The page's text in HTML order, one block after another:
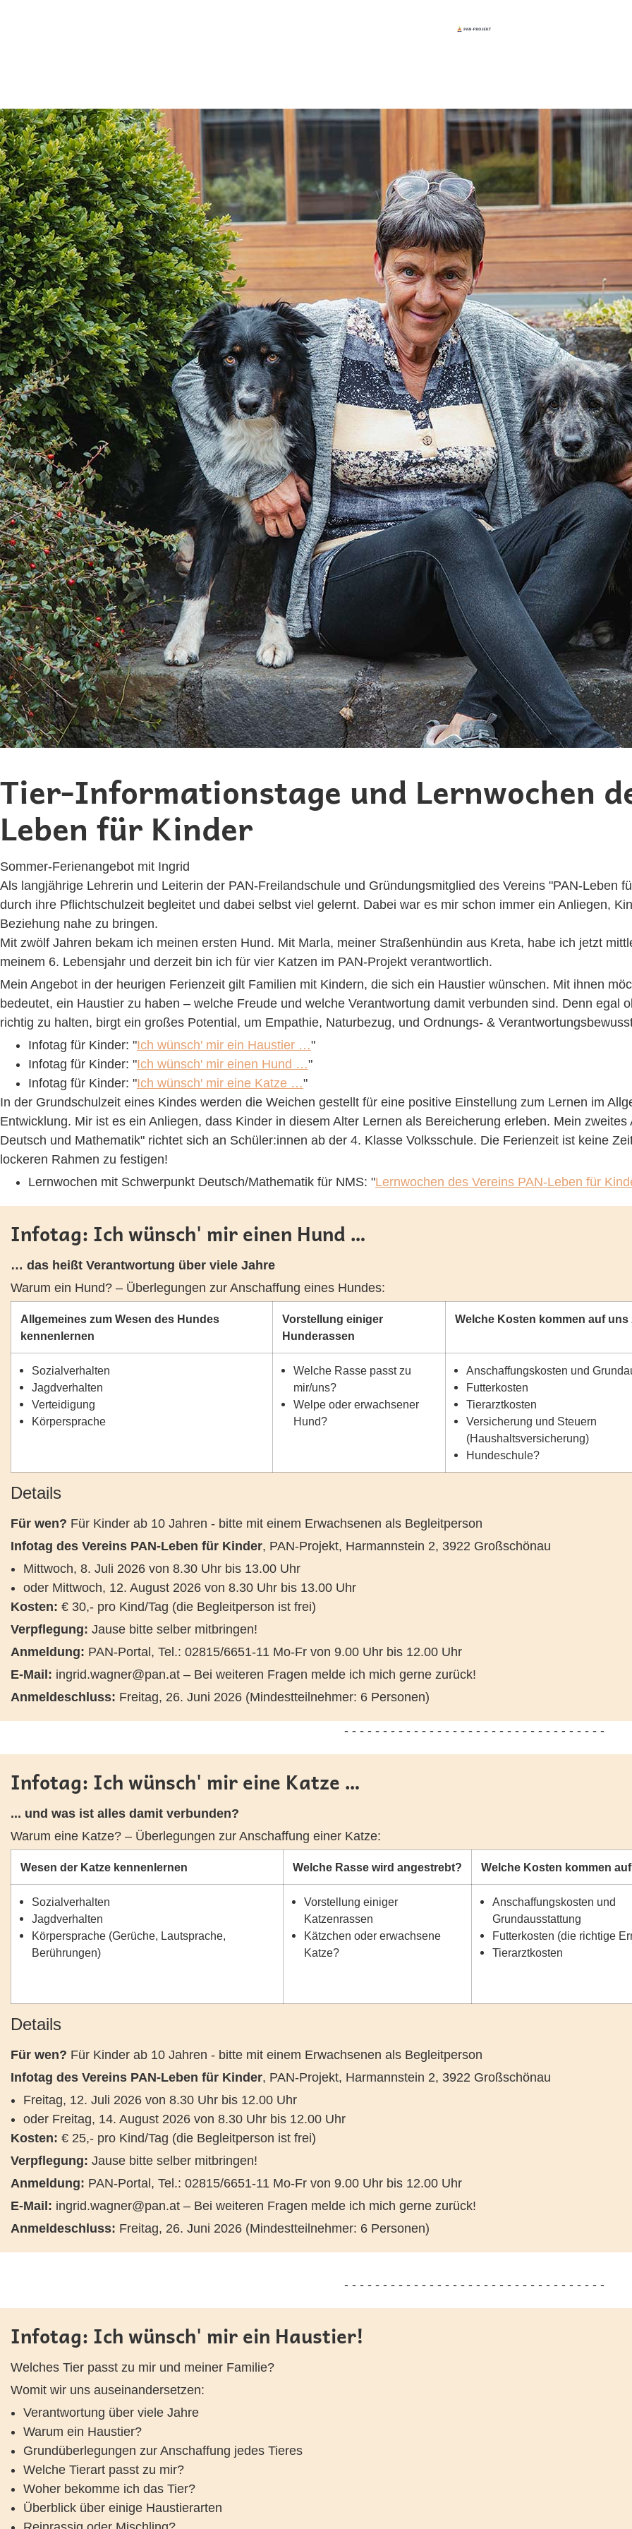
Tier-Informationstage und Lernwochen
Leben für Kinder
Sommer-Ferienangebot mit Ingrid
Als langjährige Lehrerin und Leiterin der PAN-Freilandschule und Gründungsmitglied des Vereins "PAN-Leben
durch ihre Pflichtschulzeit begleitet und dabei selbst viel gelernt. Dabei war es mir schon immer ein Anliegen,
Beziehung nahe zu bringen.
Mit zwölf Jahren bekam ich meinen ersten Hund. Mit Marla, meiner Straßenhündin aus Kreta, habe ich jetzt
meinem 6. Lebensjahr und derzeit bin ich für vier Katzen im PAN-Projekt verantwortlich.
Mein Angebot in der heurigen Ferienzeit gilt Familien mit Kindern, die sich ein Haustier wünschen. Mit ihnen
bedeutet, ein Haustier zu haben – welche Freude und welche Verantwortung damit verbunden sind. Denn egal
richtig zu halten, birgt ein großes Potential, um Empathie, Naturbezug, und Ordnungs- &
Infotag für Kinder: "Ich wünsch' mir ein Haustier …"
Infotag für Kinder: "Ich wünsch' mir einen Hund …"
Infotag für Kinder: "Ich wünsch' mir eine Katze …"
In der Grundschulzeit eines Kindes werden die Weichen gestellt für eine positive Einstellung zum Lernen im
Entwicklung. Mir ist es ein Anliegen, dass Kinder in diesem Alter Lernen als Bereicherung erleben. Mein
Deutsch und Mathematik" richtet sich an Schüler:innen ab der 4. Klasse Volksschule. Die Ferienzeit ist keine
lockeren Rahmen zu festigen!
Lernwochen mit Schwerpunkt Deutsch/Mathematik für NMS: "Lernwochen des Vereins PAN-Leben für
Infotag: Ich wünsch' mir einen Hund …
… das heißt Verantwortung über viele Jahre
Warum ein Hund? – Überlegungen zur Anschaffung eines Hundes:
Allgemeines zum Wesen des Hundes
kennenlernen
Vorstellung einiger
Hunderassen
Welche Kosten kommen auf uns
Sozialverhalten
Jagdverhalten
Verteidigung
Körpersprache
Welche Rasse passt zu
mir/uns?
Welpe oder erwachsener
Hund?
Anschaffungskosten und
Futterkosten
Tierarztkosten
Versicherung und Steuern
(Haushaltsversicherung)
Hundeschule?
Details
Für wen? Für Kinder ab 10 Jahren - bitte mit einem Erwachsenen als Begleitperson
Infotag des Vereins PAN-Leben für Kinder, PAN-Projekt, Harmannstein 2, 3922 Großschönau
Mittwoch, 8. Juli 2026 von 8.30 Uhr bis 13.00 Uhr
oder Mittwoch, 12. August 2026 von 8.30 Uhr bis 13.00 Uhr
Kosten: € 30,- pro Kind/Tag (die Begleitperson ist frei)
Verpflegung: Jause bitte selber mitbringen!
Anmeldung: PAN-Portal, Tel.: 02815/6651-11 Mo-Fr von 9.00 Uhr bis 12.00 Uhr
E-Mail: ingrid.wagner@pan.at – Bei weiteren Fragen melde ich mich gerne zurück!
Anmeldeschluss: Freitag, 26. Juni 2026 (Mindestteilnehmer: 6 Personen)
- - - - - - - - - - - - - - - - - - - - - - - - - - - - - - - - - -
Infotag: Ich wünsch' mir eine Katze …
... und was ist alles damit verbunden?
Warum eine Katze? – Überlegungen zur Anschaffung einer Katze:
Wesen der Katze kennenlernen Welche Rasse wird angestrebt? Welche Kosten kommen
Sozialverhalten
Jagdverhalten
Körpersprache (Gerüche, Lautsprache,
Berührungen)
Vorstellung einiger
Katzenrassen
Kätzchen oder erwachsene
Katze?
Anschaffungskosten und
Grundausstattung
Futterkosten (die richtige
Tierarztkosten
Details
Für wen? Für Kinder ab 10 Jahren - bitte mit einem Erwachsenen als Begleitperson
Infotag des Vereins PAN-Leben für Kinder, PAN-Projekt, Harmannstein 2, 3922 Großschönau
Freitag, 12. Juli 2026 von 8.30 Uhr bis 12.00 Uhr
oder Freitag, 14. August 2026 von 8.30 Uhr bis 12.00 Uhr
Kosten: € 25,- pro Kind/Tag (die Begleitperson ist frei)
Verpflegung: Jause bitte selber mitbringen!
Anmeldung: PAN-Portal, Tel.: 02815/6651-11 Mo-Fr von 9.00 Uhr bis 12.00 Uhr
E-Mail: ingrid.wagner@pan.at – Bei weiteren Fragen melde ich mich gerne zurück!
Anmeldeschluss: Freitag, 26. Juni 2026 (Mindestteilnehmer: 6 Personen)
- - - - - - - - - - - - - - - - - - - - - - - - - - - - - - - - - -
Infotag: Ich wünsch' mir ein Haustier!
Welches Tier passt zu mir und meiner Familie?
Womit wir uns auseinandersetzen:
Verantwortung über viele Jahre
Warum ein Haustier?
Grundüberlegungen zur Anschaffung jedes Tieres
Welche Tierart passt zu mir?
Woher bekomme ich das Tier?
Überblick über einige Haustierarten